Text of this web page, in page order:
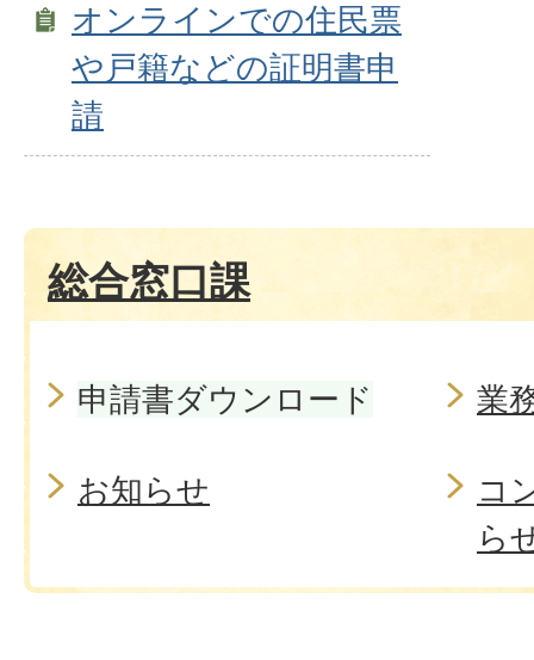
オンラインでの住民票
や戸籍などの証明書申
請
総合窓口課
申請書ダウンロード 業
お知らせ
コ
ら